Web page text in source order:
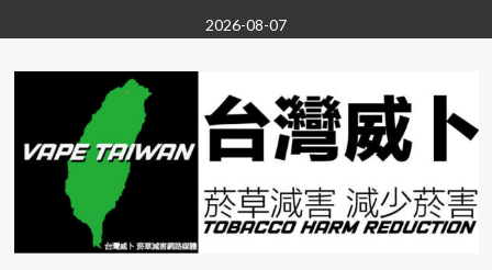
to
content
2026-08-07